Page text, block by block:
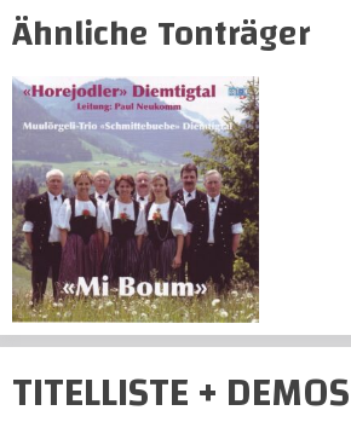
Ähnliche Tonträger
TITELLISTE +